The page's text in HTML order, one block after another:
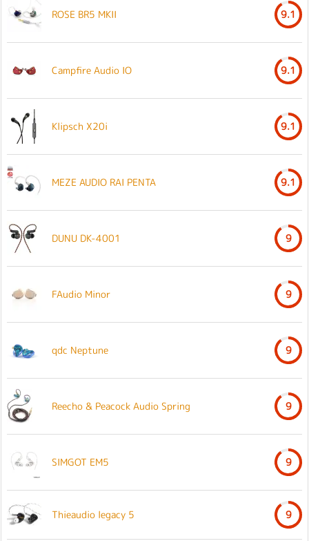
ROSE BR5 MKII 9.1
Campfire Audio IO 9.1
Klipsch X20i 9.1
MEZE AUDIO RAI PENTA 9.1
DUNU DK-4001 9
FAudio Minor 9
qdc Neptune 9
Reecho & Peacock Audio Spring 9
SIMGOT EM5 9
Thieaudio legacy 5 9